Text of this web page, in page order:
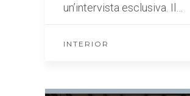
un’intervista esclusiva. Il…
INTERIOR